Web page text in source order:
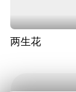
两生花